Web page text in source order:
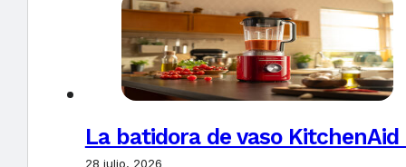
La batidora de vaso
28 julio, 2026